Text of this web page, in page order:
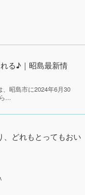
見つけられました！
と知ってからというも